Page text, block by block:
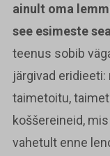
ainult oma
see esimeste
teenus sobib
järgivad
taimetoitu,
koššereineid,
vahetult enne